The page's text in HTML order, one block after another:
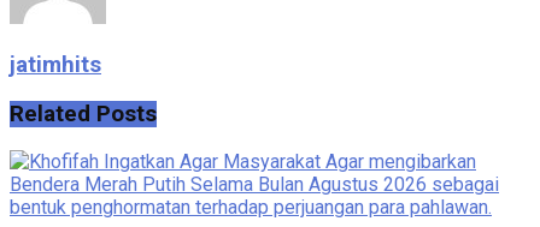
jatimhits
Related Posts